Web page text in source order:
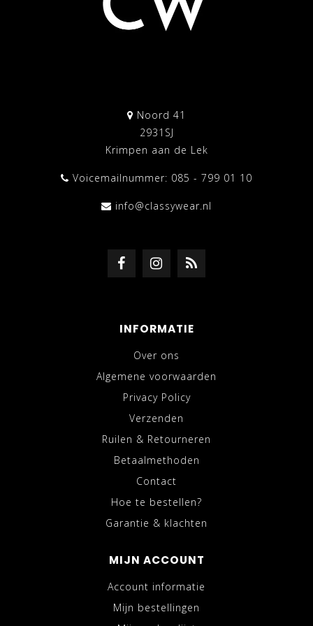
Noord 41
2931SJ
Krimpen aan de Lek
Voicemailnummer: 085 - 799 01 10
info@classywear.nl
INFORMATIE
Over ons
Algemene voorwaarden
Privacy Policy
Verzenden
Ruilen & Retourneren
Betaalmethoden
Contact
Hoe te bestellen?
Garantie & klachten
MIJN ACCOUNT
Account informatie
Mijn bestellingen